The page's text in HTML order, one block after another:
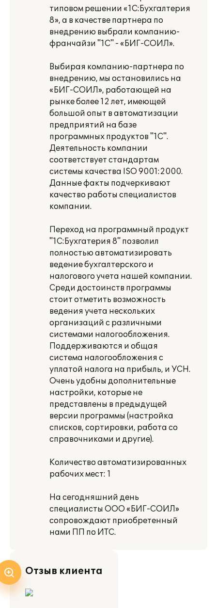
типовом решении «1С:Бухгалтерия
8», а в качестве партнера по
внедрению выбрали компанию-
франчайзи "1С" - «БИГ-СОИЛ».
Выбирая компанию-партнера по
внедрению, мы остановились на
«БИГ-СОИЛ», работающей на
рынке более 12 лет, имеющей
большой опыт в автоматизации
предприятий на базе
программных продуктов "1С".
Деятельность компании
соответствует стандартам
системы качества ISO 9001:2000.
Данные факты подчеркивают
качество работы специалистов
компании.
Переход на программный продукт
"1С:Бухгатерия 8" позволил
полностью автоматизировать
ведение бухгалтерского и
налогового учета нашей компании.
Среди достоинств программы
стоит отметить возможность
ведения учета нескольких
организаций с различными
системами налогообложения.
Поддерживаются и общая
система налогообложения с
уплатой налога на прибыль, и УСН.
Очень удобны дополнительные
настройки, которые не
представлены в предыдущей
версии программы (настройка
списков, сортировки, работа со
справочниками и другие).
Количество автоматизированных
рабочих мест: 1
На сегодняшний день
специалисты ООО «БИГ-СОИЛ»
сопровождают приобретенный
нами ПП по ИТС.
Отзыв клиента